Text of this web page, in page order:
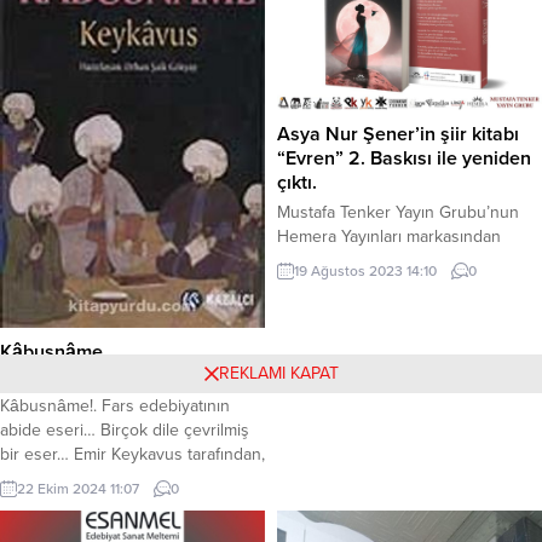
bilgilere sahip oldum. Önüne gelen
kanunları, kılı kırk yararak imzalayan
zamanın Cumhurbaşkanı...
Kâbusnâme
Kâbusnâme!. Fars edebiyatının
abide eseri… Birçok dile çevrilmiş
bir eser… Emir Keykavus tarafından,
1082 yılında oğlu Gilan Şah’a
yazılmış… Yazılmış ama, herkesi de
bağlıyor açıkçası… Aklın yolu bir
22 Ekim 2024 11:07 0
Asya Nur Şener’in şiir kitabı
“Evren” 2. Baskısı ile yeniden
çıktı.
Mustafa Tenker Yayın Grubu’nun
Hemera Yayınları markasından
çıkan kitap, okuyucuları ile
buluşmayı bekliyor. EVREN
gözlerime. Karanlık, bir efsun gibi
19 Ağustos 2023 14:10 0
REKLAMI KAPAT